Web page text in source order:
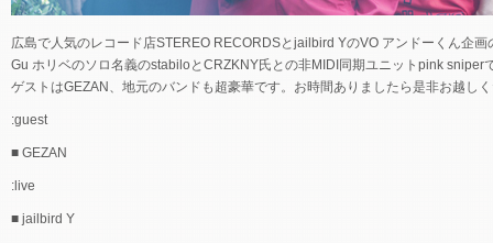
広島で人気のレコード店STEREO RECORDSとjailbird YのVO アンドーくん企画
Gu ホリベのソロ名義のstabiloとCRZKNY氏との非MIDI同期ユニットpink sniper
ゲストはGEZAN、地元のバンドも超豪華です。お時間ありましたら是非お越し
:guest
■ GEZAN
:live
■ jailbird Y